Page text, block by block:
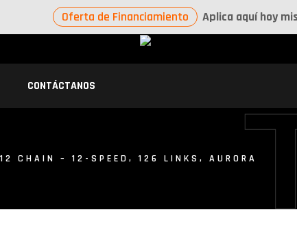
Oferta de Financiamiento Aplica aquí hoy
CONTÁCTANOS
CHAIN – 12-SPEED, 126 LINKS, AURORA